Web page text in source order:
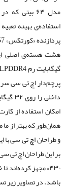
استفاده‌ی بهینه
پرچم‌دار اچ تی سی
امکان استفاده از
همان‌طور که بهتر از
و طراحان اچ تی سی با
۴۳۰» مجهز
باشد. در تصاویر زیر